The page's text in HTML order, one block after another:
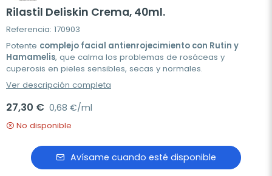
Rilastil Deliskin Crema, 40ml.
Referencia: 170903
Potente complejo facial antienrojecimiento con Rutin y
Hamamelis, que calma los problemas de rosáceas y
cuperosis en pieles sensibles, secas y normales.
Ver descripción completa
27,30 € 0,68 €/ml
No disponible
Avísame cuando esté disponible